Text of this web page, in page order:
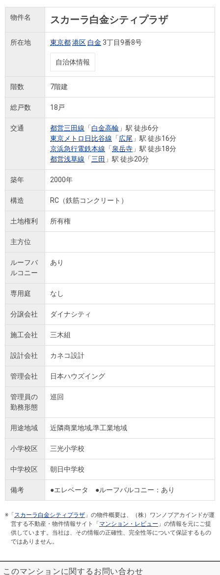
物件名 スカーラ白金シティプラザ
所在地 東京都港区 白金 3丁目9番8号
自治体情報
階数 7階建
総戸数 18戸
交通 都営三田線 「白金高輪 」駅 徒歩6分
東京メトロ日比谷線 「広尾 」駅 徒歩16分
京浜急行電鉄本線 「泉岳寺 」駅 徒歩18分
都営浅草線 「三田 」駅 徒歩20分
築年 2000年
構造 RC（鉄筋コンクリート）
土地権利 所有権
主方位
ルーフバ
ルコニー
あり
専用庭 なし
分譲会社 ダイナシティ
施工会社 三木組
設計会社 カネコ設計
管理会社 日本ハウズイング
管理員の
勤務形態
巡回
用途地域 近隣商業地域,準工業地域
小学校区 三光小学校
中学校区 朝日中学校
備考 ●エレベータ ●ルーフバルコニー：あり
※「 スカーラ白金シティプラザ 」の物件概要は、（株）ワンノブアカインドが運
営する不動産・物件情報サイト「 マンション・レビュー 」の情報を元にご提
供しています。当社は、その情報の正確性、完全性等について保証するもの
ではありません。
このマンションに関するお問い合わせ